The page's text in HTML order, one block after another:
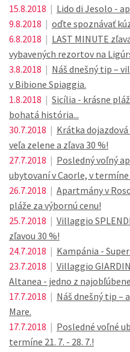
15.8.2018 | Lido di Jesolo -
9.8.2018 | oďte spoznávať
6.8.2018 | LAST MINUTE
vybavených rezortov na
3.8.2018 | Náš dnešný tip –
v Bibione Spiaggia.
1.8.2018 | Sicília - krásne
bohatá história...
30.7.2018 | Krátka
veľa zelene a zľava 30 %!
27.7.2018 | Posledný voľný
ubytovaní v Caorle, v termíne
26.7.2018 | Apartmány v
pláže za výbornú cenu!
25.7.2018 | Villaggio
zľavou 30 %!
24.7.2018 | Kampánia -
23.7.2018 | Villaggio
Altanea - jedno z
17.7.2018 | Náš dnešný tip –
Mare.
17.7.2018 | Posledné voľné
termíne 21. 7. - 28. 7.!